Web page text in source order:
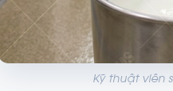
Kỹ thuật viên